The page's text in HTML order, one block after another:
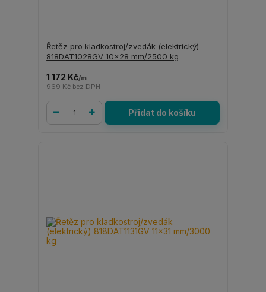
Řetěz pro kladkostroj/zvedák (elektrický)
818DAT1028GV 10x28 mm/2500 kg
1 172 Kč/m
969 Kč bez DPH
Přidat do košíku